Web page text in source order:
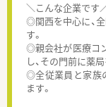
＼こんな企業です
◎関西を中心に、
す。
◎親会社が医療コ
し、その門前に薬
◎全従業員と家族
ます。